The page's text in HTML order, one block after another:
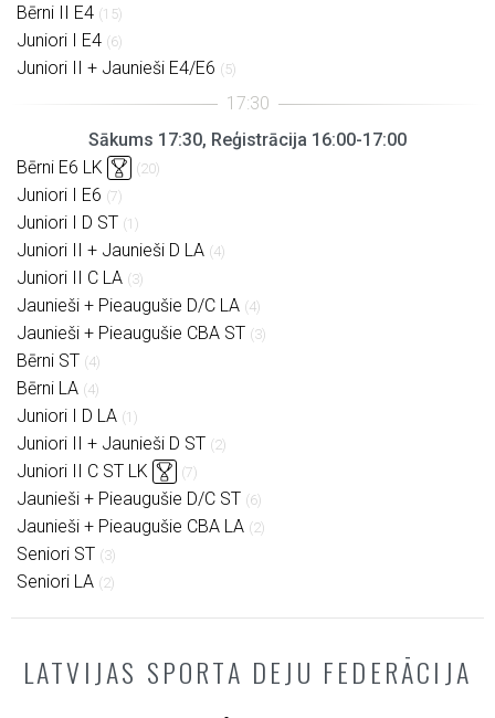
Bērni II E4 (15)
Juniori I E4 (6)
Juniori II + Jaunieši E4/E6 (5)
Sākums 17:30, Reģistrācija 16:00-17:00
Bērni E6 LK
(20)
Juniori I E6 (7)
Juniori I D ST (1)
Juniori II + Jaunieši D LA (4)
Juniori II C LA (3)
Jaunieši + Pieaugušie D/C LA (4)
Jaunieši + Pieaugušie CBA ST (3)
Bērni ST (4)
Bērni LA (4)
Juniori I D LA (1)
Juniori II + Jaunieši D ST (2)
Juniori II C ST LK (7)
Jaunieši + Pieaugušie D/C ST (6)
Jaunieši + Pieaugušie CBA LA (2)
Seniori ST (3)
Seniori LA (2)
LATVIJAS SPORTA DEJU FEDERĀCIJA